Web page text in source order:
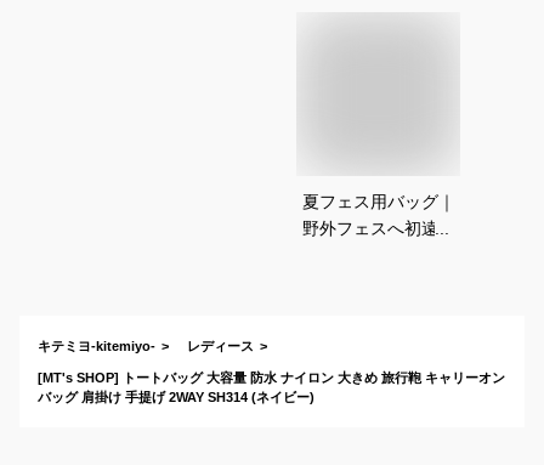
夏フェス用バッグ｜
野外フェスへ初遠
キテミヨ-kitemiyo- レディース
[MT's SHOP] トートバッグ 大容量 防水 ナイロン 大きめ 旅行鞄 キャリーオン
バッグ 肩掛け 手提げ 2WAY SH314 (ネイビー)